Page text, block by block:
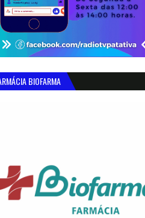
BIOFARMA